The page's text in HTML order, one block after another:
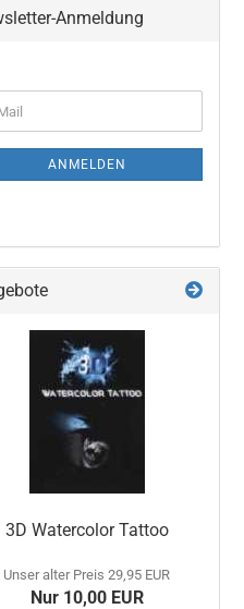
Anmeldung
ANMELDEN
3D Watercolor Tattoo
Unser alter Preis 29,95 EUR
Nur 10,00 EUR